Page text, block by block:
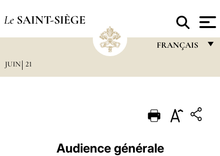
Le SAINT-SIÈGE
FRANÇAIS
PORTUGUÊS
ESPAÑOL
JUIN 21
Audience générale